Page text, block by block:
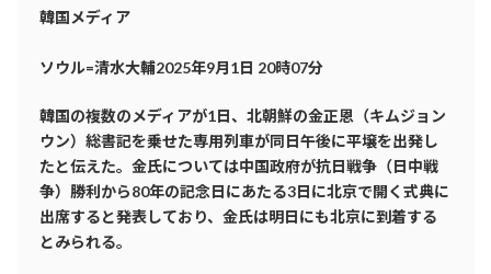
韓国メディア
ソウル=清水大輔2025年9月1日 20時07分
韓国の複数のメディアが1日、北朝鮮の金正恩（キムジョン
ウン）総書記を乗せた専用列車が同日午後に平壌を出発し
たと伝えた。金氏については中国政府が抗日戦争（日中戦
争）勝利から80年の記念日にあたる3日に北京で開く式典に
出席すると発表しており、金氏は明日にも北京に到着する
とみられる。